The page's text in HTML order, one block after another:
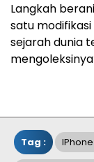
Langkah
satu
sejarah dunia
Tag :